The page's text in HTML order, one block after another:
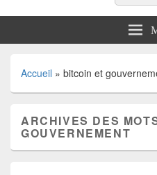
Accueil » bitcoin et
ARCHIVES DES
GOUVERNEMENT